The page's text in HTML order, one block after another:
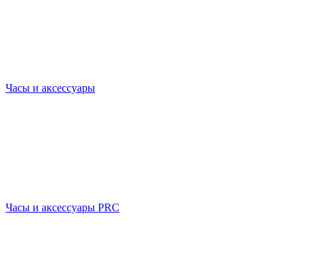
Часы и аксессуары
Часы и аксессуары PRC